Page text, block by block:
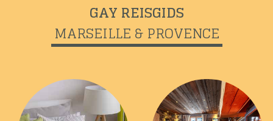
GAY REISGIDS
MARSEILLE & PROVENCE